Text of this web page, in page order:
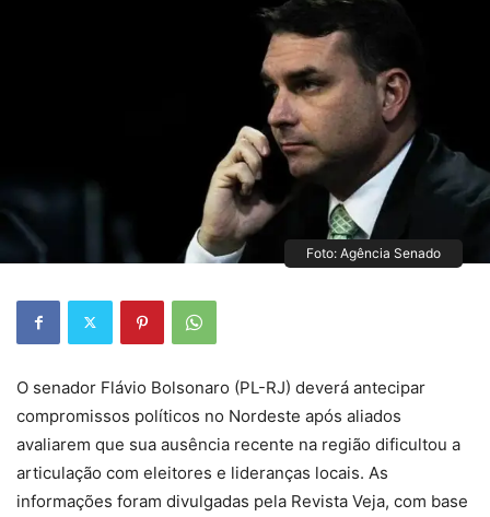
Foto: Agência Senado
O senador Flávio Bolsonaro (PL-RJ) deverá antecipar
compromissos políticos no Nordeste após aliados
avaliarem que sua ausência recente na região dificultou a
articulação com eleitores e lideranças locais. As
informações foram divulgadas pela Revista Veja, com base